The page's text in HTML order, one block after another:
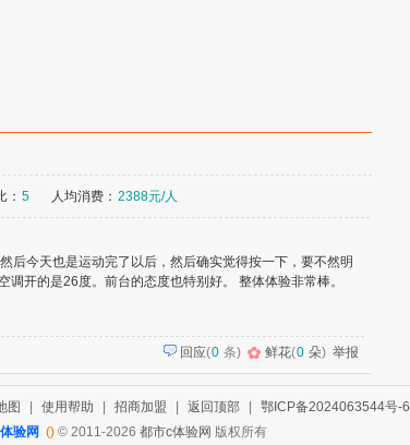
： 5 人均消费： 2388元/人
后今天也是运动完了以后，然后确实觉得按一下，要不然明
开的是26度。前台的态度也特别好。 整体体验非常棒。
回应(0 条) 鲜花(0 朵) 举报
图 使用帮助 招商加盟 返回顶部 鄂ICP备2024063544号-6
验网 ()© 2011-2026 都市c体验网 版权所有